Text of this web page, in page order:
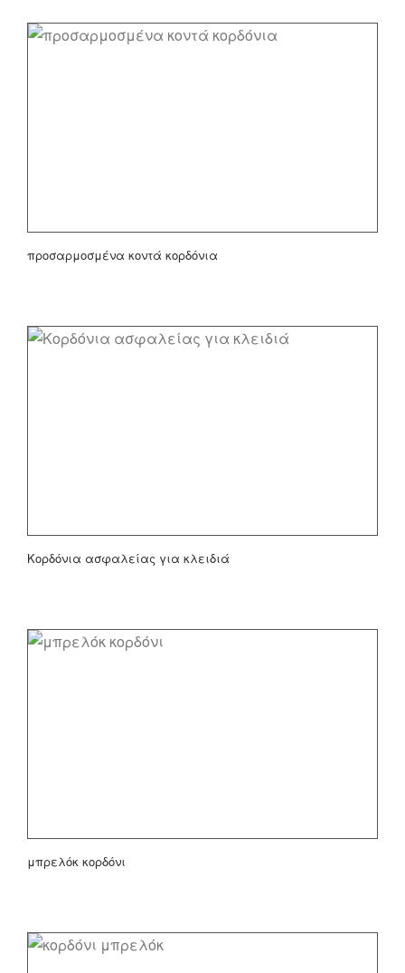
προσαρμοσμένα κοντά κορδόνια
Κορδόνια ασφαλείας για κλειδιά
μπρελόκ κορδόνι